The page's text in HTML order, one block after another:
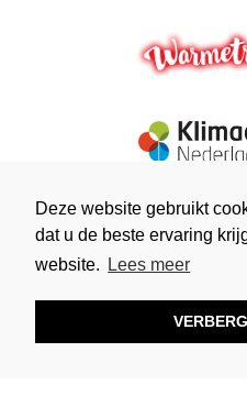
Deze website gebruikt
dat u de beste ervaring
website.
Lees meer
VERBERG
Warmetruiendag is een actie
rechten voorbehouden. |